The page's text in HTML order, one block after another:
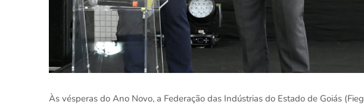
Às vésperas do Ano Novo, a Federação das Indústrias do Estado de Goiás